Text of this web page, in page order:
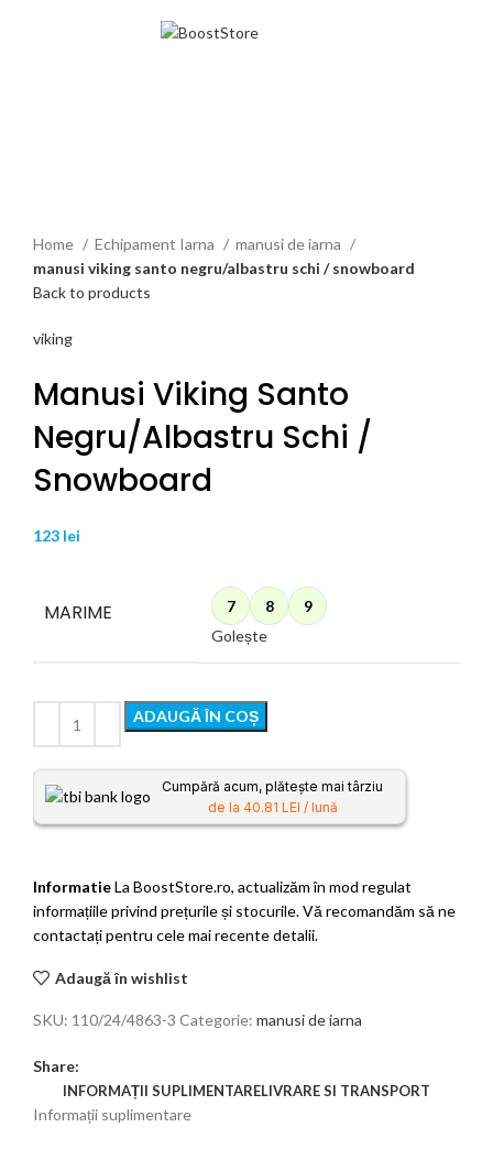
Home Echipament Iarna
manusi de iarna
manusi viking santo negru/albastru schi / snowboard
Back to products
viking
Manusi Viking Santo
Negru/albastru Schi /
Snowboard
123 lei
MARIME 7 8
9
Golește
ADAUGĂ ÎN COȘ
Cumpără acum, plătește mai târziu
de la 40.81 LEI / lună
InformatieLa BoostStore.ro, actualizăm în mod regulat
informațiile privind prețurile și stocurile. Vă recomandăm să ne
contactați pentru cele mai recente detalii.
Adaugă în wishlist
SKU: 110/24/4863-3 Categorie: manusi de iarna
Share:
INFORMAȚII SUPLIMENTARELIVRARE SI TRANSPORT
Informații suplimentare